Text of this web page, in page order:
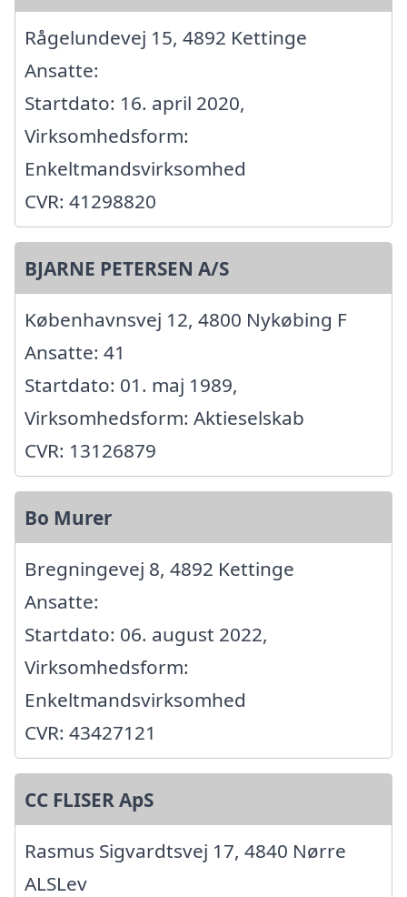
Rågelundevej 15, 4892 Kettinge
Ansatte:
Startdato: 16. april 2020,
Virksomhedsform:
Enkeltmandsvirksomhed
CVR: 41298820
BJARNE PETERSEN A/S
Københavnsvej 12, 4800 Nykøbing F
Ansatte: 41
Startdato: 01. maj 1989,
Virksomhedsform: Aktieselskab
CVR: 13126879
Bo Murer
Bregningevej 8, 4892 Kettinge
Ansatte:
Startdato: 06. august 2022,
Virksomhedsform:
Enkeltmandsvirksomhed
CVR: 43427121
CC FLISER ApS
Rasmus Sigvardtsvej 17, 4840 Nørre
ALSLev